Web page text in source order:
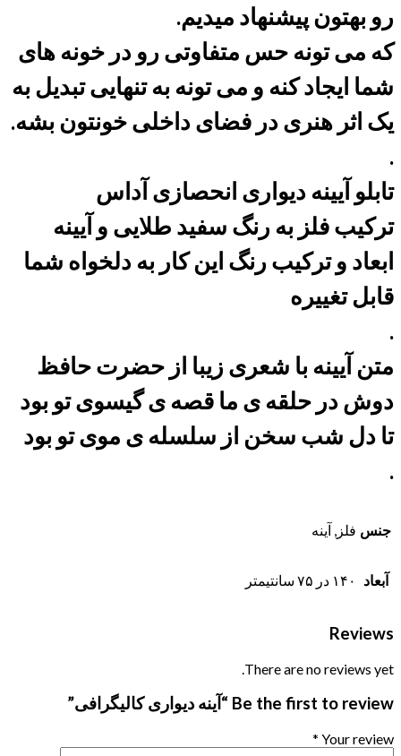
رو بهتون پیشنهاد میدیم.
که می تونه حس متفاوتی رو در خونه های
شما ایجاد کنه و می تونه به تنهایی تبدیل به
یک اثر هنری در فضای داخلی خونتون بشه.
.
تابلو آیینه دیواری انحصازی آداس
ترکیب فلز به رنگ سفید طلایی و آیینه
ابعاد و ترکیب رنگ این کار به دلخواه شما
قابل تغییره
.
متن آیینه با شعری زیبا از حضرت حافظ
دوش در حلقه ی ما قصه ی گیسوی تو بود
تا دل شب سخن از سلسله ی موی تو بود
.
جنس فلز, آینه
آبعاد ۱۴۰ در ۷۵ سانتیمتر
Reviews
There are no reviews yet.
Be the first to review “آینه دیواری کالیگرافی”
Your review
*